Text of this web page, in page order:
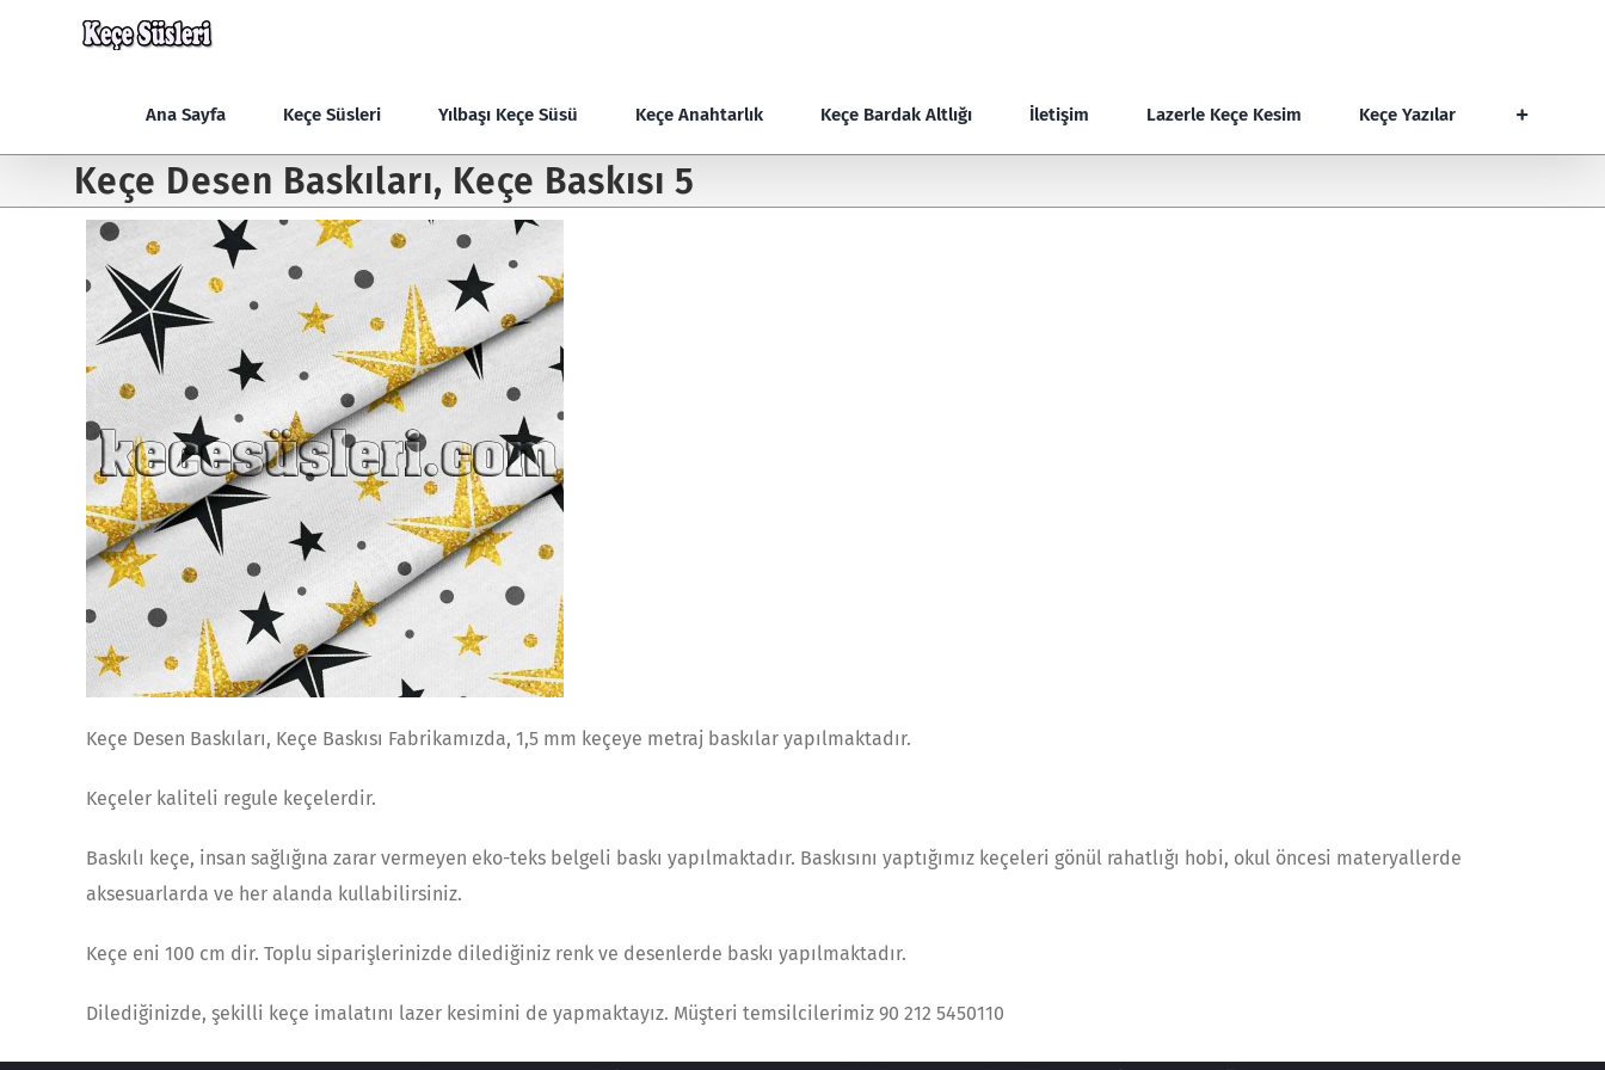
Ana Sayfa Keçe Süsleri Yılbaşı Keçe Süsü Keçe Anahtarlık Keçe Bardak Altlığı İletişim Lazerle Keçe Kesim Keçe Yazılar
Keçe Desen Baskıları, Keçe Baskısı 5
Keçe Desen Baskıları, Keçe Baskısı Fabrikamızda, 1,5 mm keçeye metraj baskılar yapılmaktadır.
Keçeler kaliteli regule keçelerdir.
Baskılı keçe, insan sağlığına zarar vermeyen eko-teks belgeli baskı yapılmaktadır. Baskısını yaptığımız keçeleri gönül rahatlığı hobi, okul öncesi materyallerde
aksesuarlarda ve her alanda kullabilirsiniz.
Keçe eni 100 cm dir. Toplu siparişlerinizde dilediğiniz renk ve desenlerde baskı yapılmaktadır.
Dilediğinizde, şekilli keçe imalatını lazer kesimini de yapmaktayız. Müşteri temsilcilerimiz 90 212 5450110